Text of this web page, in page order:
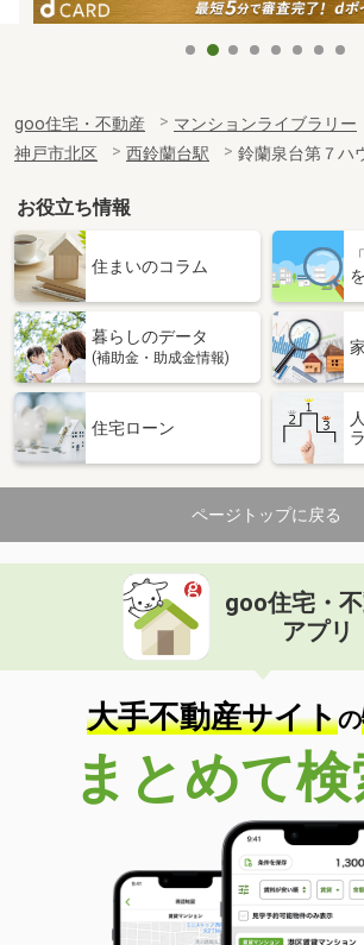
goo住宅・不動産 マンションライブラリー
神戸市北区
西鈴蘭台駅 鈴蘭泉台第７ハ
お役立ち情報
住まいのコラム
暮らしのデータ
(補助金・助成金情報)
住宅ローン
ページトップに戻る
goo住宅・
アプリ
大手不動産サイトの
まとめて検